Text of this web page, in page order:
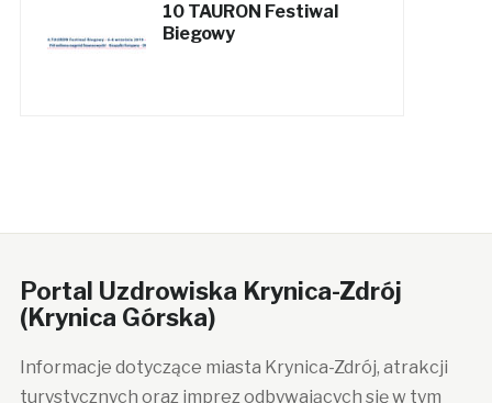
10 TAURON Festiwal
Biegowy
Portal Uzdrowiska Krynica-Zdrój
(Krynica Górska)
Informacje dotyczące miasta Krynica-Zdrój, atrakcji
turystycznych oraz imprez odbywających się w tym